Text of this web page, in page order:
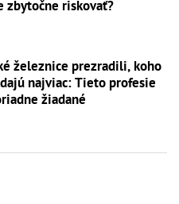
zbytočne riskovať?
železnice prezradili, koho
najviac: Tieto profesie
žiadané